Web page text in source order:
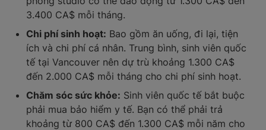
3.400 CA$ mỗi tháng.
Chi phí sinh hoạt: Bao gồm ăn uống, đi lại, tiện
ích và chi phí cá nhân. Trung bình, sinh viên quốc
tế tại Vancouver nên dự trù khoảng 1.300 CA$
đến 2.000 CA$ mỗi tháng cho chi phí sinh hoạt.
Chăm sóc sức khỏe: Sinh viên quốc tế bắt buộc
phải mua bảo hiểm y tế. Bạn có thể phải trả
khoảng từ 800 CA$ đến 1.300 CA$ mỗi năm cho